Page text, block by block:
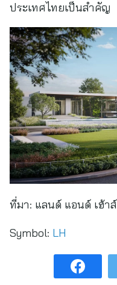
ประเทศไทยเป็นสำคัญ
ที่มา: แลนด์ แอนด์ เฮ้าส์
Symbol: LH